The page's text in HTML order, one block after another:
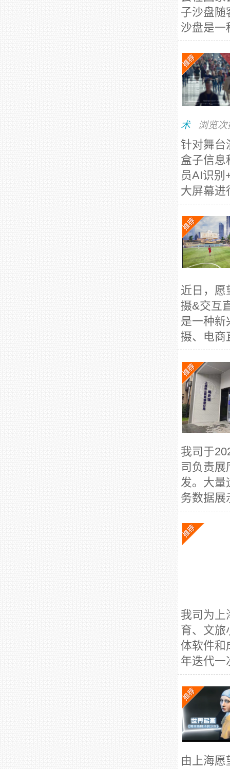
子沙盘随
沙盘是一
术 浏览
针对舞台
盒子信息
员AI识别
大屏幕进
近日，愿
摄&交互
是一种新
摄、电商
我司于
司负责展
发。大量
务数据展
我司为上
育、文旅
体软件和
年迭代一
由上海